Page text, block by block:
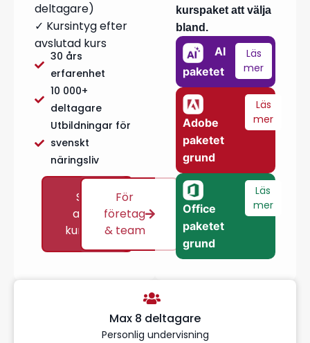
deltagare)
✓ Kursintyg efter
avslutad kurs
30 års
erfarenhet
10 000+
deltagare
Utbildningar för
svenskt
näringsliv
Se
alla
kurser
För
företag
& team
kurspaket att välja
bland.
AI
paketet
Läs
mer
Adobe
paketet
grund
Läs
mer
Office
paketet
grund
Läs
mer
Max 8 deltagare
Personlig undervisning